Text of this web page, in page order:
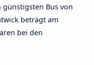
günstigsten Bus von
beträgt am
bei den